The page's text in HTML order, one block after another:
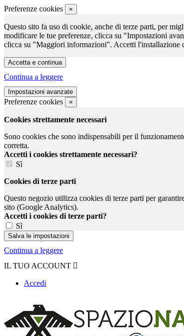
Preferenze cookies ×
Questo sito fa uso di cookie, anche di terze parti, per
modificare le tue preferenze, clicca su "Impostazioni
clicca su "Maggiori informazioni". Accetti l'installazione
Continua a leggere
Preferenze cookies ×
Cookies strettamente necessari
Sono cookies che sono indispensabili per il
corretta.
Accetti i cookies strettamente necessari?
Sì
Cookies di terze parti
Questo negozio utilizza cookies di terze parti per
sito (Google Analytics).
Accetti i cookies di terze parti?
Sì
Continua a leggere
IL TUO ACCOUNT 
Accedi